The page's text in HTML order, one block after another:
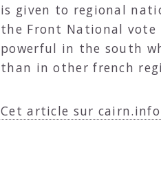
is given to regional
the Front National
powerful in the south
than in other french
Cet article sur